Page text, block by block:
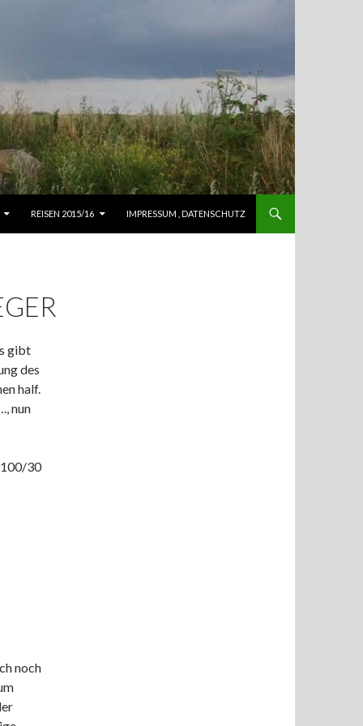
REISEN 2015/16 IMPRESSUM , DATENSCHUTZ
gibt
des
half.
nun
100/30
noch